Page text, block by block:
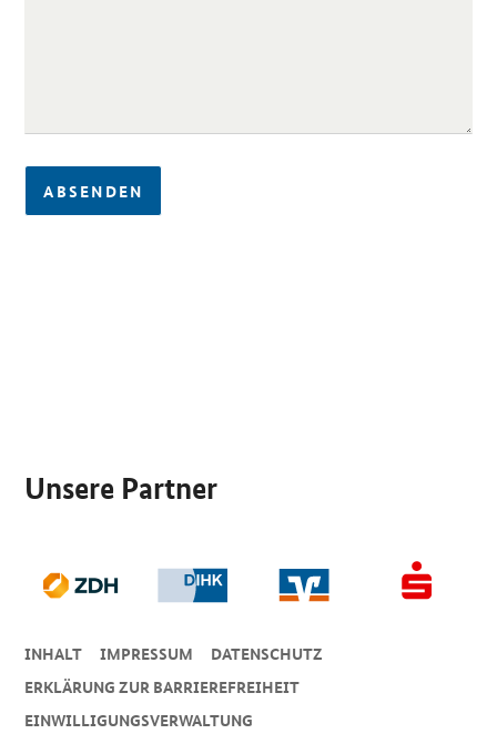
ABSENDEN
Unsere Partner
INHALT IMPRESSUM
DA­TEN­SCHUTZ
ERKLÄRUNG ZUR BARRIEREFREIHEIT
EINWILLIGUNGSVERWALTUNG